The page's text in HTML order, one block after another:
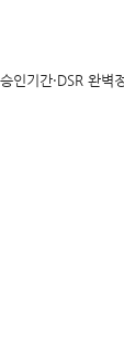
인기간·DSR 완벽